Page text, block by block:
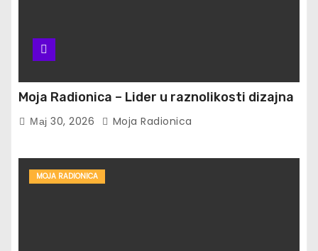
Moja Radionica – Lider u raznolikosti dizajna
Мај 30, 2026 Moja Radionica
MOJA RADIONICA